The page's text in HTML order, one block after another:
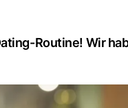
Routine! Wir